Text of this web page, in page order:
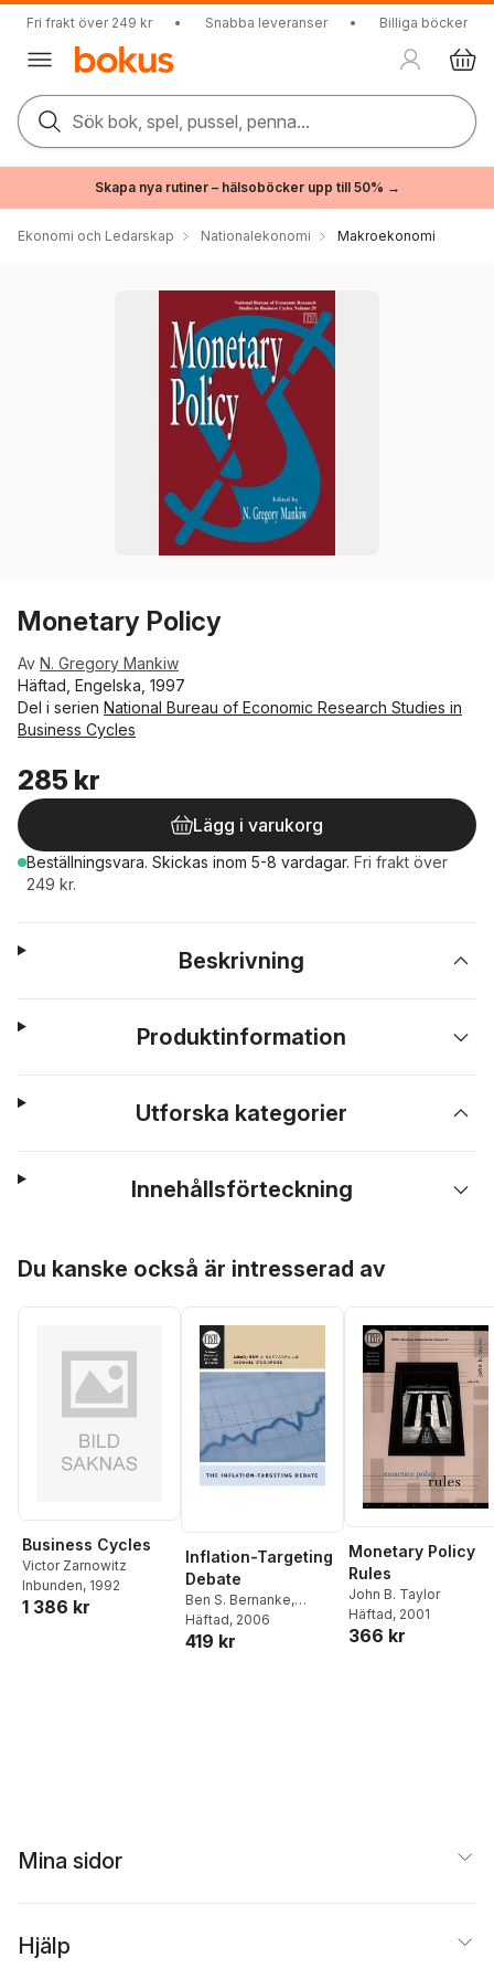
Fri frakt över 249 kr • Snabba leveranser • Billiga böcker
Sök bok, spel, pussel, penna...
Skapa nya rutiner – hälsoböcker upp till 50% →
Ekonomi och Ledarskap Nationalekonomi Makroekonomi
Monetary Policy
Av N. Gregory Mankiw
Häftad, Engelska, 1997
Del i serien National Bureau of Economic Research Studies in
Business Cycles
285 kr
Lägg i varukorg
Beställningsvara. Skickas inom 5-8 vardagar. Fri frakt över
249 kr.
Beskrivning
Produktinformation
Utforska kategorier
Innehållsförteckning
Du kanske också är intresserad av
Business Cycles
Victor Zarnowitz
Inbunden, 1992
1 386 kr
Inflation-Targeting
Debate
Ben S. Bernanke,
Michael Woodford
Häftad, 2006
419 kr
Monetary Policy
Rules
John B. Taylor
Häftad, 2001
366 kr
Mina sidor
Hjälp